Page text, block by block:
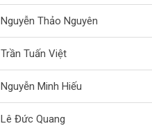
Nguyễn Thảo Nguyên
Trần Tuấn Việt
Nguyễn Minh Hiếu
Lê Đức Quang